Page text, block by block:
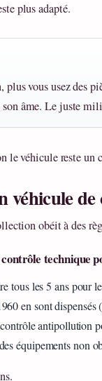
plus adapté.
vous usez des
âme. Le juste
le véhicule reste un
obéit à des
technique
tous les 5 ans pour
en sont dispensés
antipollution
équipements non